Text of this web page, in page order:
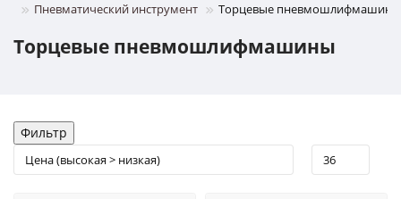
Пневматический инструмент Торцевые пневмошлифмашины
Торцевые пневмошлифмашины
Фильтр